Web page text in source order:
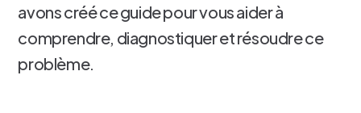
avons créé ce guide pour vous aider à
comprendre, diagnostiquer et résoudre ce
problème.